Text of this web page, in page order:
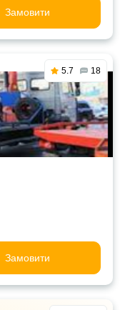
Замовити
5.7 18
Замовити